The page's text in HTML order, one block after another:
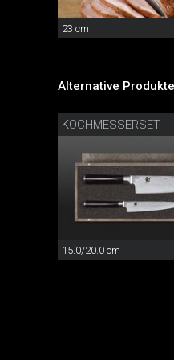
23 cm
Alternative
KOCHMESSERSET
15.0/20.0 cm